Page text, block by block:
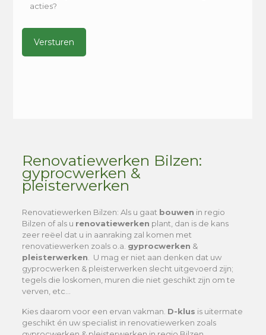
acties?
Renovatiewerken Bilzen:
gyprocwerken &
pleisterwerken
Renovatiewerken Bilzen: Als u gaat bouwen in regio
Bilzen of als u renovatiewerken plant, dan is de kans
zeer reëel dat u in aanraking zal komen met
renovatiewerken zoals o.a. gyprocwerken &
pleisterwerken . U mag er niet aan denken dat uw
gyprocwerken & pleisterwerken slecht uitgevoerd zijn;
tegels die loskomen, muren die niet geschikt zijn om te
verven, etc…
Kies daarom voor een ervan vakman. D-klus is uitermate
geschikt én uw specialist in renovatiewerken zoals